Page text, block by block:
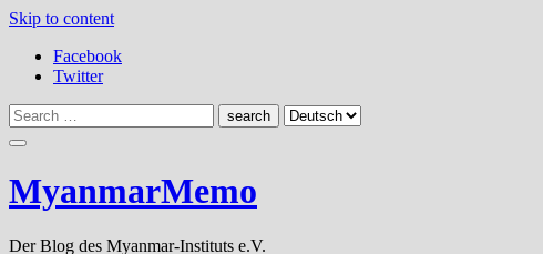
Skip to content
Facebook
Twitter
MyanmarMemo
Der Blog des Myanmar-Instituts e.V.